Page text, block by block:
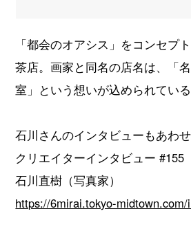
「都会のオアシス」をコンセプ
茶店。画家と同名の店名は、「
室」という想いが込められている
石川さんのインタビューもあわせ
クリエイターインタビュー #155
石川直樹（写真家）
https://6mirai.tokyo-